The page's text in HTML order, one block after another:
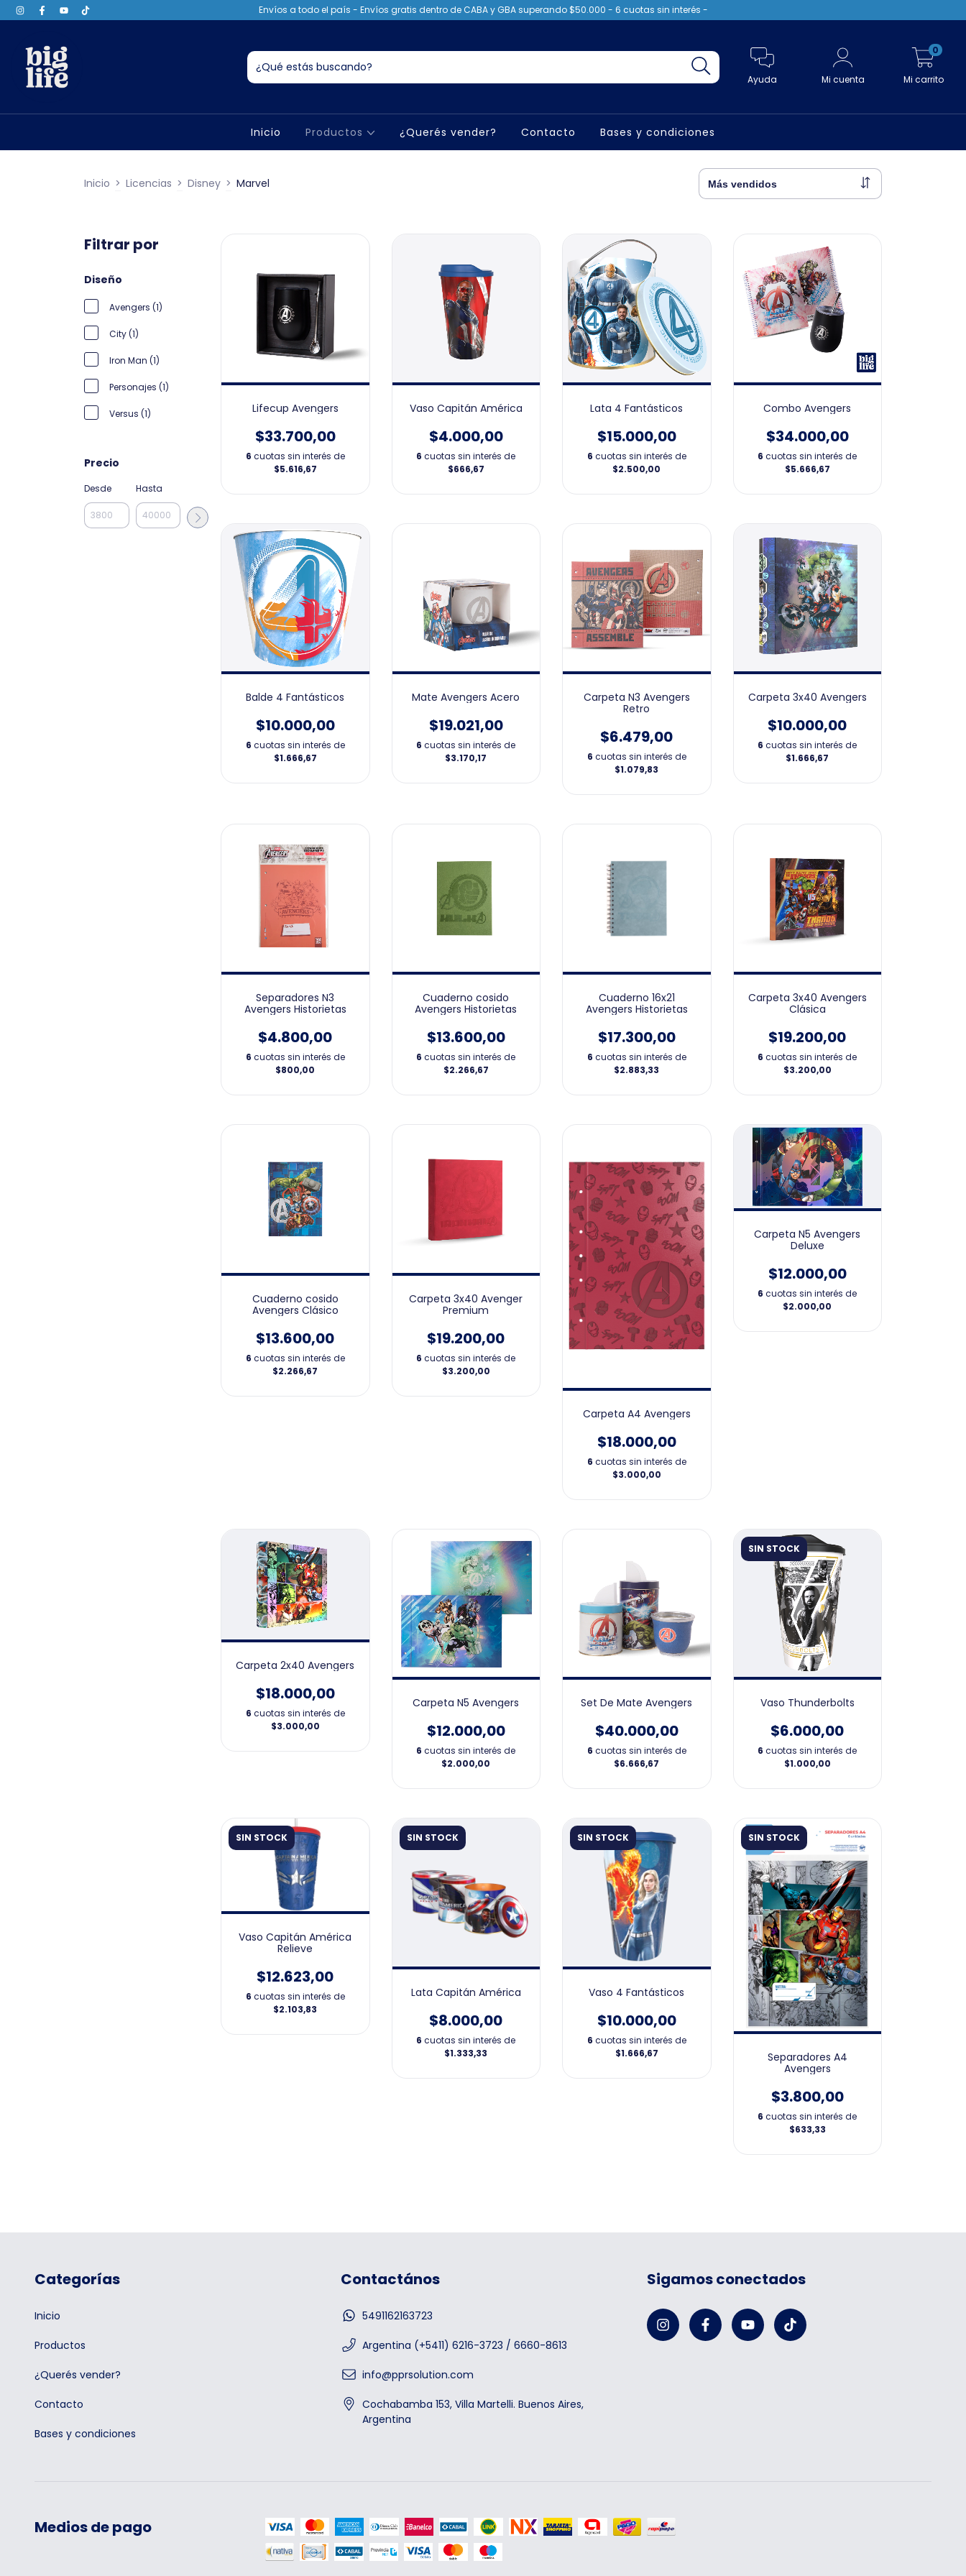
Envíos a todo el país - Envíos gratis dentro de CABA y GBA superando $50.000 - 6 cuotas sin interés -
Ayuda Mi cuenta Mi carrito
0
Inicio Productos ¿Querés vender? Contacto Bases y condiciones
Inicio > Licencias > Disney > Marvel
Filtrar por
Diseño
Avengers (1)
City (1)
Iron Man (1)
Personajes (1)
Versus (1)
Precio
Desde Hasta
Lifecup Avengers
$33.700,00
6 cuotas sin interés de
$5.616,67
Vaso Capitán América
$4.000,00
6 cuotas sin interés de
$666,67
Lata 4 Fantásticos
$15.000,00
6 cuotas sin interés de
$2.500,00
Combo Avengers
$34.000,00
6 cuotas sin interés de
$5.666,67
Balde 4 Fantásticos
$10.000,00
6 cuotas sin interés de
$1.666,67
Mate Avengers Acero
$19.021,00
6 cuotas sin interés de
$3.170,17
Carpeta N3 Avengers
Retro
$6.479,00
6 cuotas sin interés de
$1.079,83
Carpeta 3x40 Avengers
$10.000,00
6 cuotas sin interés de
$1.666,67
Separadores N3
Avengers Historietas
$4.800,00
6 cuotas sin interés de
$800,00
Cuaderno cosido
Avengers Historietas
$13.600,00
6 cuotas sin interés de
$2.266,67
Cuaderno 16x21
Avengers Historietas
$17.300,00
6 cuotas sin interés de
$2.883,33
Carpeta 3x40 Avengers
Clásica
$19.200,00
6 cuotas sin interés de
$3.200,00
Cuaderno cosido
Avengers Clásico
$13.600,00
6 cuotas sin interés de
$2.266,67
Carpeta 3x40 Avenger
Premium
$19.200,00
6 cuotas sin interés de
$3.200,00
Carpeta A4 Avengers
$18.000,00
6 cuotas sin interés de
$3.000,00
Carpeta N5 Avengers
Deluxe
$12.000,00
6 cuotas sin interés de
$2.000,00
Carpeta 2x40 Avengers
$18.000,00
6 cuotas sin interés de
$3.000,00
Carpeta N5 Avengers
$12.000,00
6 cuotas sin interés de
$2.000,00
Set De Mate Avengers
$40.000,00
6 cuotas sin interés de
$6.666,67
SIN STOCK
Vaso Thunderbolts
$6.000,00
6 cuotas sin interés de
$1.000,00
SIN STOCK
Vaso Capitán América
Relieve
$12.623,00
6 cuotas sin interés de
$2.103,83
SIN STOCK
Lata Capitán América
$8.000,00
6 cuotas sin interés de
$1.333,33
SIN STOCK
Vaso 4 Fantásticos
$10.000,00
6 cuotas sin interés de
$1.666,67
SIN STOCK
Separadores A4
Avengers
$3.800,00
6 cuotas sin interés de
$633,33
Categorías
Inicio
Productos
¿Querés vender?
Contacto
Bases y condiciones
Contactános
5491162163723
Argentina (+5411) 6216-3723 / 6660-8613
info@pprsolution.com
Cochabamba 153, Villa Martelli. Buenos Aires,
Argentina
Sigamos conectados
Medios de pago